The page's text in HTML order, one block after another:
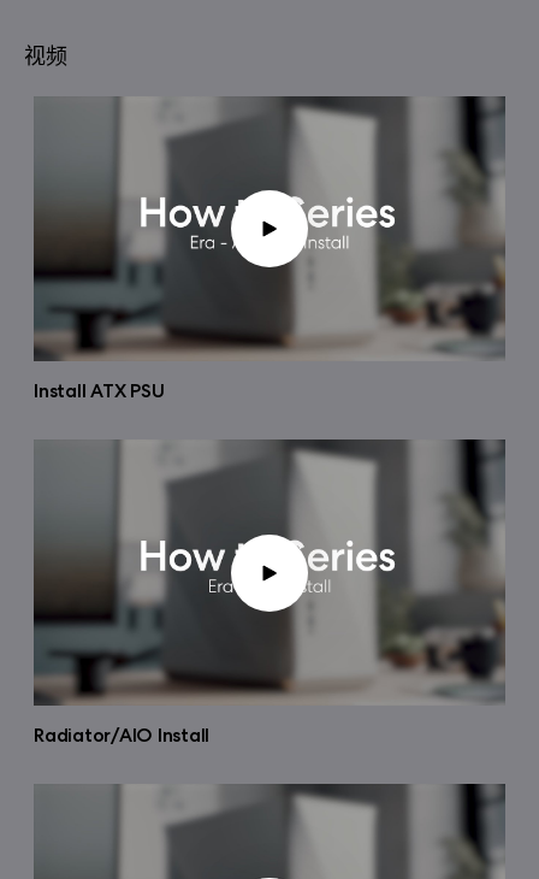
视频
Install ATX PSU
Radiator/AIO Install